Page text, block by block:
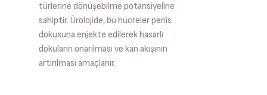
türlerine dönüşebilme potansiyeline
sahiptir. Ürolojide, bu hücreler penis
dokusuna enjekte edilerek hasarlı
dokuların onarılması ve kan akışının
artırılması amaçlanır.